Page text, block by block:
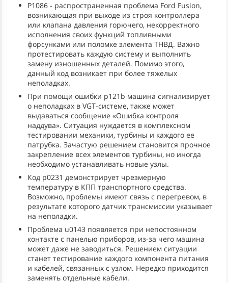
P1086 - распространенная проблема Ford Fusion,
возникающая при выходе из строя контроллера
или клапана давления горючего, некорректного
исполнения своих функций топливными
форсунками или поломке элемента ТНВД. Важно
протестировать каждую систему и выполнить
замену изношенных деталей. Помимо этого,
данный код возникает при более тяжелых
неполадках.
При помощи ошибки p121b машина сигнализирует
о неполадках в VGT-системе, также может
выдаваться сообщение «Ошибка контроля
наддува». Ситуация нуждается в комплексном
тестировании механики, турбины и каждого ее
патрубка. Зачастую решением становится прочное
закрепление всех элементов турбины, но иногда
необходимо устанавливать новые узлы.
Код p0231 демонстрирует чрезмерную
температуру в КПП транспортного средства.
Возможно, проблемы имеют связь с перегревом, в
результате которого датчик трансмиссии указывает
на неполадки.
Проблема u0143 появляется при непостоянном
контакте с панелью приборов, из-за чего машина
может даже не заводиться. Решением ситуации
станет тестирование каждого компонента питания
и кабелей, связанных с узлом. Нередко приходится
заменять отдельные кабели.